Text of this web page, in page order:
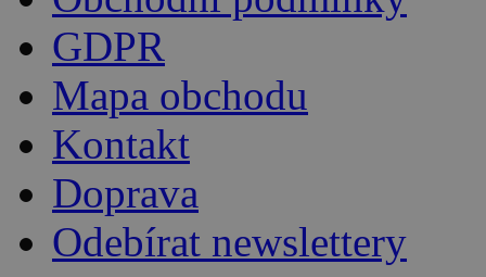
GDPR
Mapa obchodu
Kontakt
Doprava
Odebírat newslettery